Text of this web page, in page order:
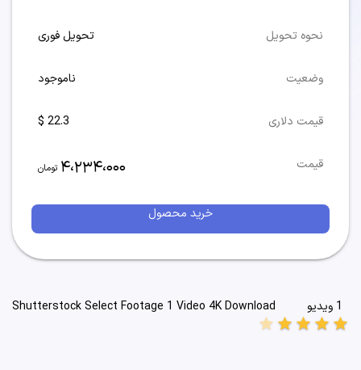
1 ویدیو
Shutterstock Select Footage 1 Video 4K Download
star
star
star
star
star
نحوه تحویل تحویل فوری
وضعیت ناموجود
قیمت دلاری 22.3 $
قیمت 4،234،000 تومان
خرید محصول